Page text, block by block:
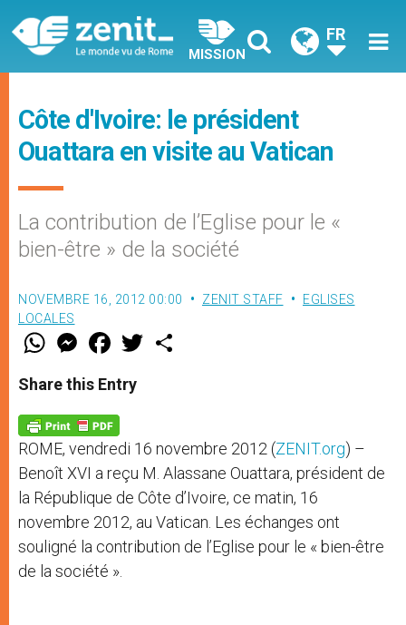
MISSION
FR
Côte d'Ivoire: le président
Ouattara en visite au Vatican
La contribution de l’Eglise pour le «
bien-être » de la société
NOVEMBRE 16, 2012 00:00 ZENIT STAFF
EGLISES
LOCALES
W
t
s
p
p
M
e
s
e
g
e
r
F
a
e
b
o
k
w
Share this Entry
ROME, vendredi 16 novembre 2012 (ZENIT.org) –
Benoît XVI a reçu M. Alassane Ouattara, président de
la République de Côte d’Ivoire, ce matin, 16
novembre 2012, au Vatican. Les échanges ont
souligné la contribution de l’Eglise pour le « bien-être
de la société ».